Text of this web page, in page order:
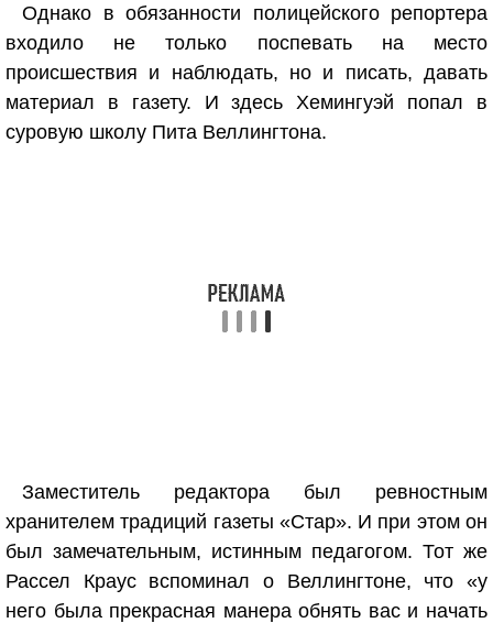
Однако в обязанности полицейского репортера
входило не только поспевать на место
происшествия и наблюдать, но и писать, давать
материал в газету. И здесь Хемингуэй попал в
суровую школу Пита Веллингтона.
Заместитель редактора был ревностным
хранителем традиций газеты «Стар». И при этом он
был замечательным, истинным педагогом. Тот же
Рассел Краус вспоминал о Веллингтоне, что «у
него была прекрасная манера обнять вас и начать